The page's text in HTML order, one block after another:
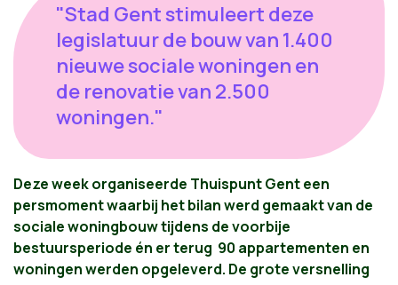
"Stad Gent stimuleert deze
legislatuur de bouw van 1.400
nieuwe sociale woningen en
de renovatie van 2.500
woningen."
Deze week organiseerde Thuispunt Gent een
persmoment waarbij het bilan werd gemaakt van de
sociale woningbouw tijdens de voorbije
bestuursperiode én er terug 90 appartementen en
woningen werden opgeleverd. De grote versnelling